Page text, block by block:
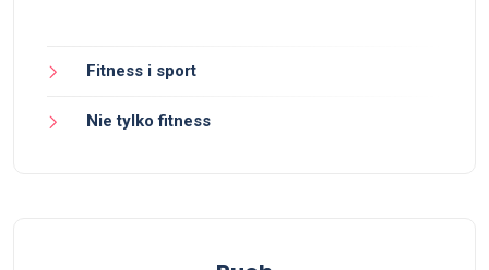
Fitness i sport
Nie tylko fitness